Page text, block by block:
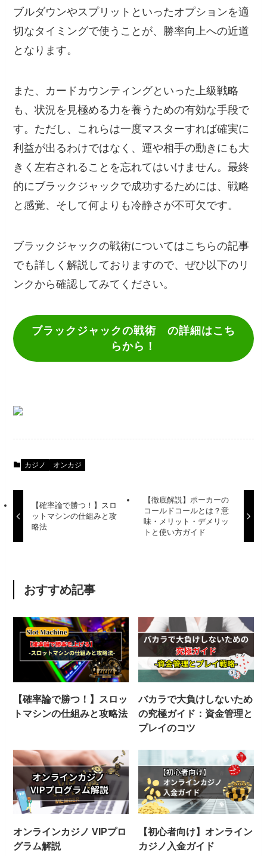
ブルダウンやスプリットといったオプションを適
切なタイミングで使うことが、勝率向上への近道
となります。
また、カードカウンティングといった上級戦略
も、状況を見極める力を養うための有効な手段で
す。ただし、これらは一度マスターすれば確実に
利益が出るわけではなく、運や相手の動きにも大
きく左右されることを忘れてはいけません。最終
的にブラックジャックで成功するためには、戦略
と感覚、そして何よりも冷静さが不可欠です。
ブラックジャックの戦術についてはこちらの記事
でも詳しく解説しておりますので、ぜひ以下のリ
ンクから確認してみてください。
ブラックジャックの戦術 の詳細はこち
らから！
カジノ オンカジ
【確率論で勝つ！】スロ
ットマシンの仕組みと攻
略法
【徹底解説】ポーカーの
コールドコールとは？意
味・メリット・デメリッ
トと使い方ガイド
おすすめ記事
【確率論で勝つ！】スロッ
トマシンの仕組みと攻略法
バカラで大負けしないため
の究極ガイド：資金管理と
プレイのコツ
オンラインカジノ VIPプロ
グラム解説
【初心者向け】オンライン
カジノ入金ガイド